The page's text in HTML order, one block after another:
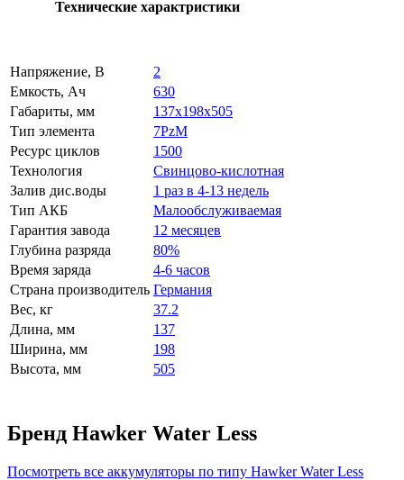
Технические характристики
Напряжение, В
2
Емкость, Ач
630
Габариты, мм
137x198x505
Тип элемента
7PzM
Ресурс циклов
1500
Технология
Свинцово-кислотная
Залив дис.воды
1 раз в 4-13 недель
Тип АКБ
Малообслуживаемая
Гарантия завода
12 месяцев
Глубина разряда
80%
Время заряда
4-6 часов
Страна производитель Германия
Вес, кг
37.2
Длина, мм
137
Ширина, мм
198
Высота, мм
505
Бренд Hawker Water Less
Посмотреть все аккумуляторы по типу Hawker Water Less